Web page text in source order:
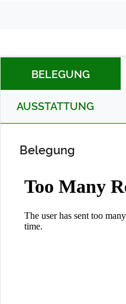
BELEGUNG
AUSSTATTUNG
Belegung